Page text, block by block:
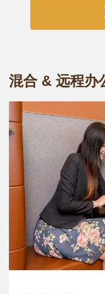
混合 & 远程办